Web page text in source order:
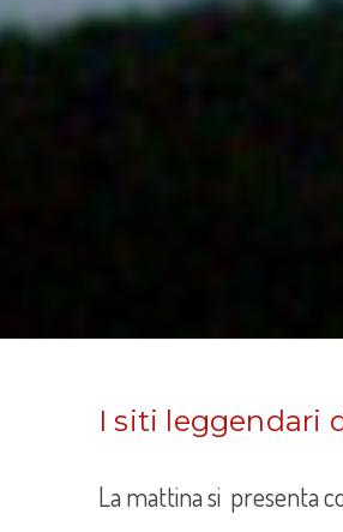
I siti leggendari
La mattina si presenta